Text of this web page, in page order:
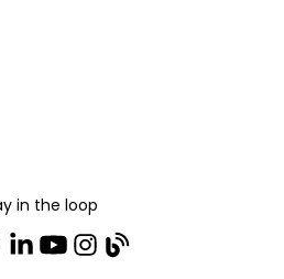
in the loop